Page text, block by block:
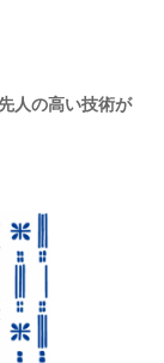
人の高い技術が